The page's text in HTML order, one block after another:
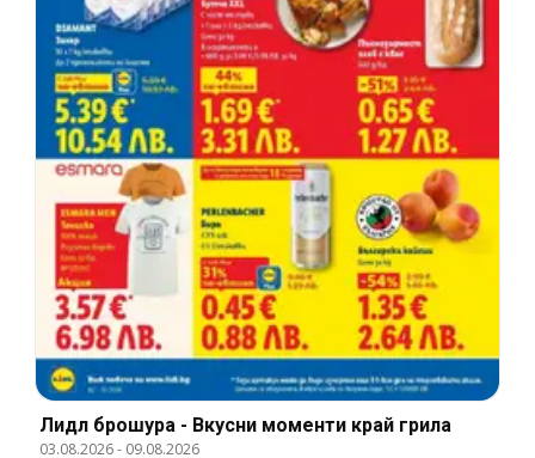
Лидл брошура - Вкусни моменти край грила
03.08.2026- 09.08.2026